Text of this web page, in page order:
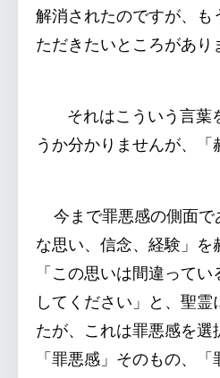
解消されたのですが、も
ただきたいところがあり
それはこういう言葉
うか分かりませんが、「
今まで罪悪感の側面で
な思い、信念、経験」を
「この思いは間違って
してください」と、聖
たが、これは罪悪感を選
「罪悪感」そのもの、